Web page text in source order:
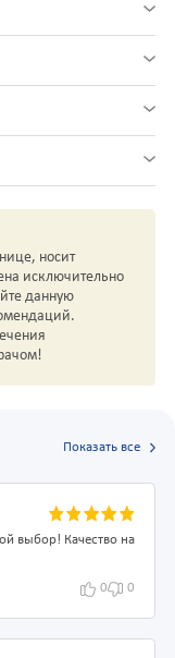
носит
исключительно
данную
Показать все
выбор! Качество на
0 0